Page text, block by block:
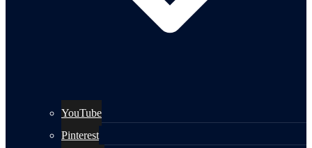
YouTube
Pinterest